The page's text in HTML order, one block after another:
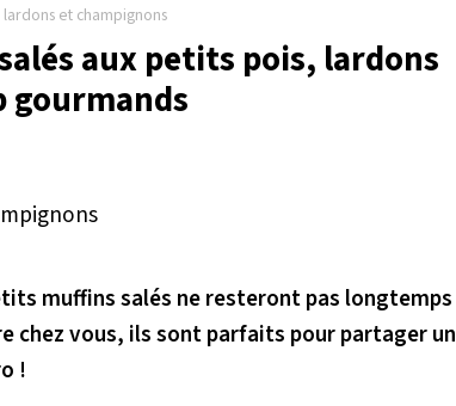
et champignons
aux petits pois, lardons
gourmands
muffins salés ne resteront pas longtemps
chez vous, ils sont parfaits pour partager un
!